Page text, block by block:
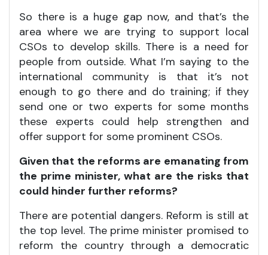
So there is a huge gap now, and that’s the
area where we are trying to support local
CSOs to develop skills. There is a need for
people from outside. What I’m saying to the
international community is that it’s not
enough to go there and do training; if they
send one or two experts for some months
these experts could help strengthen and
offer support for some prominent CSOs.
Given that the reforms are emanating from
the prime minister, what are the risks that
could hinder further reforms?
There are potential dangers. Reform is still at
the top level. The prime minister promised to
reform the country through a democratic